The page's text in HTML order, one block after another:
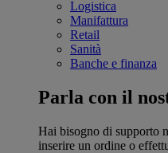
Logistica
Manifattura
Retail
Sanità
Banche e finanza
Parla con il
Hai bisogno di supporto
inserire un ordine o